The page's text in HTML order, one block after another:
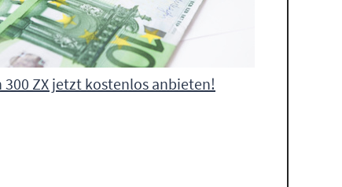
300 ZX jetzt kostenlos anbieten!